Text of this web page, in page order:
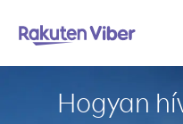
Hogyan